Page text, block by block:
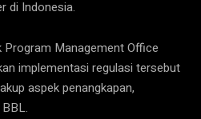
di Indonesia.
Management Office
implementasi regulasi tersebut
aspek penangkapan,